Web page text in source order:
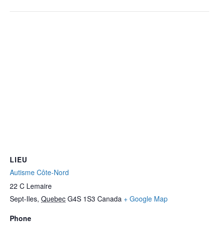
LIEU
Autisme Côte-Nord
22 C Lemaire
Sept-Iles, Quebec G4S 1S3 Canada + Google Map
Phone